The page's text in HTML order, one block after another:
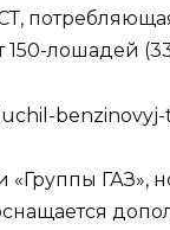
150-лошадей
ГАЗ»,